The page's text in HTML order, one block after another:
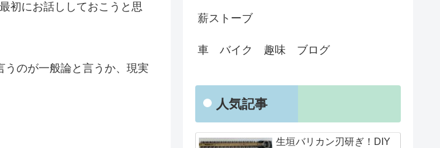
初にお話ししておこうと思
のが一般論と言うか、現実
薪ストーブ
車 バイク 趣味 ブログ
人気記事
生垣バリカン刃研ぎ！DIY